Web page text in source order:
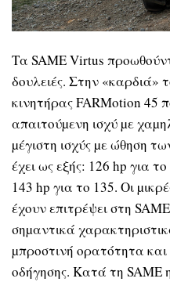
Τα SAME Virtus
δουλειές. Στην «καρδιά»
κινητήρας FARMotion 45
απαιτούµενη ισχύ µε
µέγιστη ισχύς µε ώθηση
έχει ως εξής: 126 hp για
143 hp για το 135. Οι
έχουν επιτρέψει στη
σηµαντικά
µπροστινή ορατότητα και
οδήγησης. Κατά τη